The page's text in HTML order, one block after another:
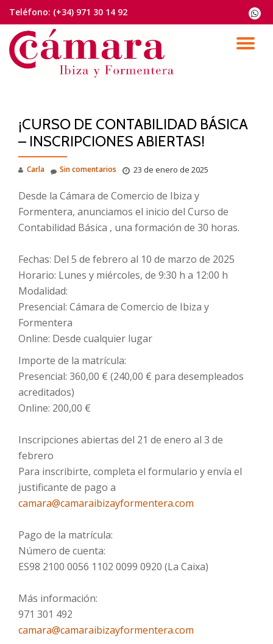
Saltar
contenido
Teléfono: (+34) 971 30 14 92
fa-
¡CURSO DE CONTABILIDAD BÁSICA
– INSCRIPCIONES ABIERTAS!
Carla 23 de enero de 2025
Sin comentarios
Desde la Cámara de Comercio de Ibiza y
Formentera, anunciamos el inicio del Curso de
Contabilidad Básica , una formación de 30 horas.
Fechas: Del 5 de febrero al 10 de marzo de 2025
Horario: Lunes y miércoles, de 9:30 h a 12:00 h
Modalidad:
Presencial: Cámara de Comercio de Ibiza y
Formentera
Online: Desde cualquier lugar
Importe de la matrícula:
Presencial: 360,00 € (240,00 € para desempleados
acreditados)
Online: 200,00 €
Inscripciones abiertas del 21 de enero al 3 de
febrero
Para inscribirte, completa el formulario y envía el
justificante de pago a
camara@camaraibizayformentera.com
Pago de la matrícula:
Número de cuenta:
ES98 2100 0056 1102 0099 0920 (La Caixa)
Más información:
971 301 492
camara@camaraibizayformentera.com